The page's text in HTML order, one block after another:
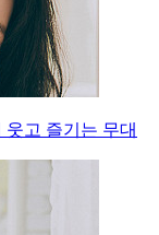
고 즐기는 무대